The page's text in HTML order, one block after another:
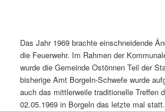
Das Jahr 1969 brachte einschneidende
die Feuerwehr. Im Rahmen der
wurde die Gemeinde Ostönnen Teil der
bisherige Amt Borgeln-Schwefe wurde
auch das mittlerweile traditionelle Treffen
02.05.1969 in Borgeln das letzte mal statt.